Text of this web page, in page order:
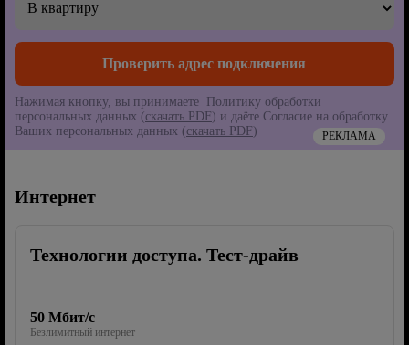
Нажимая кнопку, вы принимаете Политику обработки
персональных данных (скачать PDF) и даёте Согласие на обработку
Ваших персональных данных (скачать PDF) РЕКЛАМА
Интернет
Технологии доступа. Тест-драйв
50 Мбит/с
Безлимитный интернет